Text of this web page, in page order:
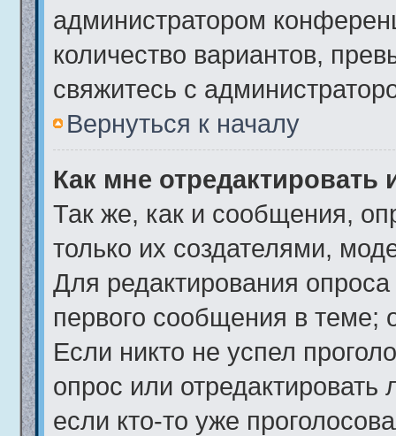
администратором
количество вариантов,
свяжитесь с
Вернуться к началу
Как мне отредактировать
Так же, как и сообщения,
только их создателями,
Для редактирования
первого сообщения в теме;
Если никто не успел
опрос или
если кто-то уже